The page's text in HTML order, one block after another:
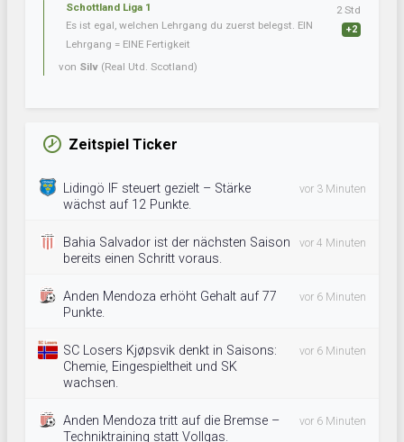
Schottland Liga 1
Es ist egal, welchen Lehrgang du zuerst belegst. EIN
Lehrgang = EINE Fertigkeit
von Silv (Real Utd. Scotland)
2 Std
+2
Zeitspiel Ticker
Lidingö IF steuert gezielt – Stärke
wächst auf 12 Punkte.
vor 3 Minuten
Bahia Salvador ist der nächsten Saison
bereits einen Schritt voraus.
vor 4 Minuten
Anden Mendoza erhöht Gehalt auf 77
Punkte.
vor 6 Minuten
SC Losers Kjøpsvik denkt in Saisons:
Chemie, Eingespieltheit und SK
wachsen.
vor 6 Minuten
Anden Mendoza tritt auf die Bremse –
Techniktraining statt Vollgas.
vor 6 Minuten